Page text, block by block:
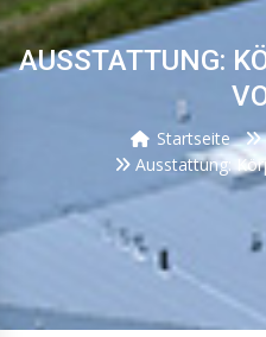
AUSSTATTUNG:
Startseite
Ausstattung: